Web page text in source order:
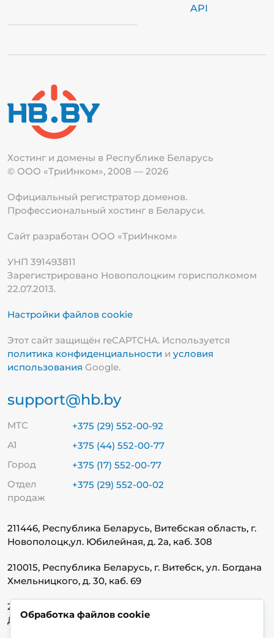
API
Хостинг и домены в Республике Беларусь
© ООО «ТриИнком», 2008 — 2026
Официальный регистратор доменов.
Профессиональный хостинг в Беларуси.
Сайт разработан ООО «ТриИнком»
УНП 391493811
Зарегистрировано Новополоцким горисполкомом
22.07.2013.
Настройки файлов cookie
Этот сайт защищён reCAPTCHA. Используется
политика конфиденциальности и условия
использования Google.
support@hb.by
МТС
+375 (29) 552-00-92
А1
+375 (44) 552-00-77
Город
+375 (17) 552-00-77
Отдел
продаж
+375 (29) 552-00-02
211446, Республика Беларусь, Витебская область, г.
Новополоцк,ул. Юбилейная, д. 2а, каб. 308
210015, Республика Беларусь, г. Витебск, ул. Богдана
Хмельницкого, д. 30, каб. 69
220140, Республика Беларусь, г. Минск, ул.
Домбровская, д. 9, каб. 13.1.1
Обработка файлов cookie